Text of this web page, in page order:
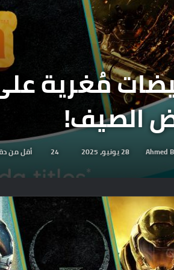
الصيف!
Ahmed 28 يونيو، 2025 24 أقل من